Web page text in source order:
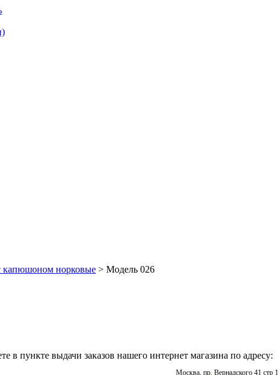
норковые > Модель 026
в пункте выдачи заказов нашего интернет магазина по адресу:
Москва, пр. Вернадского 41 стр 1